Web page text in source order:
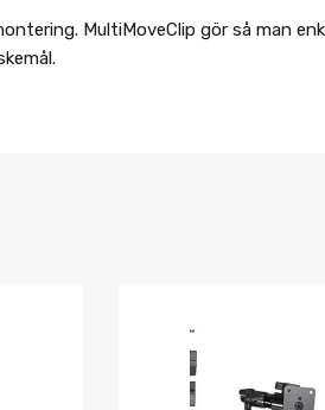
MultiMoveClip gör så man
Lägg i önskelista